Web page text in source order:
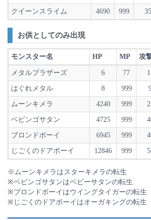
クイーンスライム 4690 999
お供としてのみ出現
モンスター名 HP MP 攻
メタルブラザーズ 6 77
はぐれメタル 8 999
ムーンキメラ 4240 999
ベビンゴサタン 4725 999
ブロンドボーイ 6945 999
じごくのドアボーイ 12846 999
※ムーンキメラはスターキメラの転生
※ベビンゴサタンはベビーサタンの転生
※ブロンドボーイはウイングタイガーの転生
※じごくのドアボーイはオーガキングの転生